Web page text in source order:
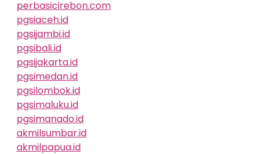
perbasicirebon.com
pgsiaceh.id
pgsijambi.id
pgsibali.id
pgsijakarta.id
pgsimedan.id
pgsilombok.id
pgsimaluku.id
pgsimanado.id
akmilsumbar.id
akmilpapua.id